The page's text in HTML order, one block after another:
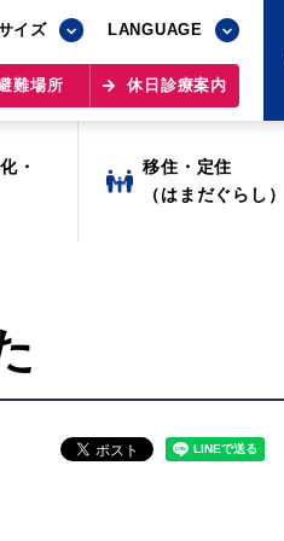
イズ LANGUAGE
難場所 休日診療案内
イズ LANGUAGE
難場所 休日診療案内
・
移住・定住
（はまだぐらし）
・
移住・定住
（はまだぐらし）